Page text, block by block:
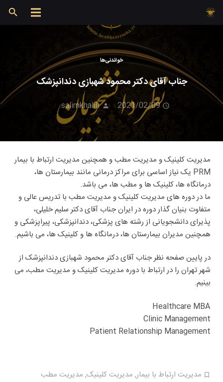
جناب آقای دکتر محمود شهبازی دندانپزشک
2021/02/09
salimkhalili
خواندنی‌ها
مدیریت کلینیک و مدیریت مطب و همچنین مدیریت ارتباط با بیمار
PRM یک نیاز اساسی برای مراکز درمانی مانند بیمارستان ها،
درمانگاه ها، کلینیک ها و مطب ها، می باشد.
ما در دوره های مدیریت کلینیک و مدیریت مطب با تدریس عالی و
متفاوت بنیان گذار دوره در ایران جناب آقای دکتر سلیم خلیلی،
پذیرای دانشجویانی از رشته های پزشکی، دندانپزشکی، پیراپزشکی و
همچنین مدیران بیمارستان ها، درمانگاه ها و کلینیک ها، می باشیم.
در پایین صفحه نظر جناب آقای دکتر محمود شهبازی دندانپزشک از
شهر تهران را در ارتباط با دوره مدیریت کلینیک و مدیریت مطب، می
بینیم.
Healthcare MBA
Clinic Management
Patient Relationship Management
مدیریت ارتباط با بیمار, مدیریت کلینیک, مدیریت مطب